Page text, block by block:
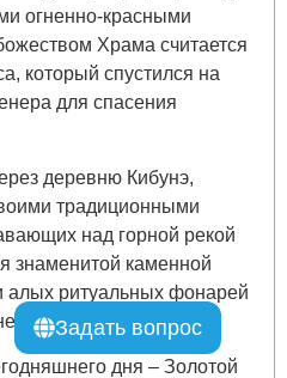
огненно-красными
Храма считается
который спустился на
для спасения
деревню Кибунэ,
традиционными
над горной рекой
знаменитой каменной
алых ритуальных фонарей
дзиндзя.
дня – Золотой
Задать вопрос